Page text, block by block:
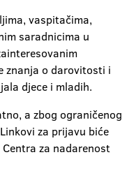
vaspitačima,
saradnicima u
znanja o darovitosti i
djece i mladih.
a zbog ograničenog
za prijavu biće
za nadarenost